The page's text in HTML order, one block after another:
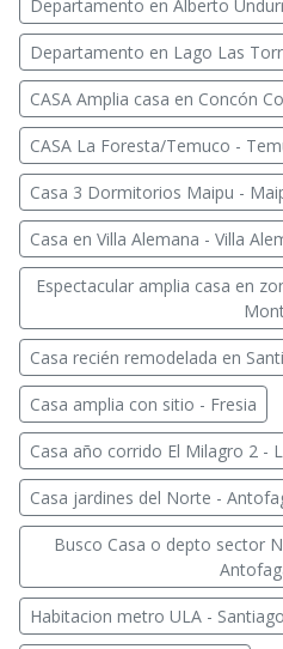
Departamento en Alberto
Departamento en Lago Las
CASA Amplia casa en Concón
CASA La Foresta/Temuco -
Casa 3 Dormitorios Maipu -
Casa en Villa Alemana - Villa
Espectacular amplia casa en
Casa recién remodelada en
Casa amplia con sitio - Fresia
Casa año corrido El Milagro 2 -
Casa jardines del Norte -
Busco Casa o depto sector
Habitacion metro ULA - Santiago